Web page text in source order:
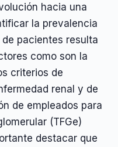
hacia una
la prevalencia
pacientes resulta
como son la
criterios de
renal y de
de empleados para
(TFGe)
destacar que